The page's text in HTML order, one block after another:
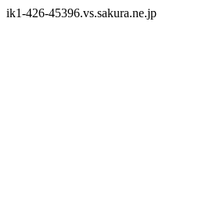
ik1-426-45396.vs.sakura.ne.jp